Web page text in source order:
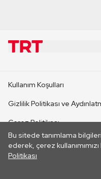
Bu sitede tanımlama
ederek, çerez
Politikası
CANLI YAYINLAR
Kullanım Koşulları
Gizlilik Politikası ve
Çerez Politikası
İletişim
Her hakkı saklıdır.